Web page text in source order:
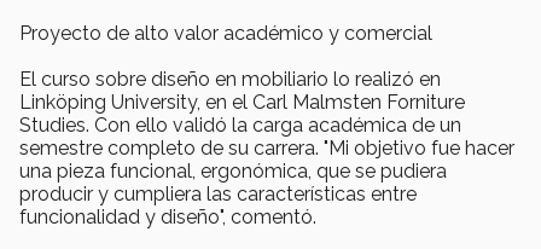
Proyecto de alto valor académico y comercial
El curso sobre diseño en mobiliario lo realizó en
Linköping University, en el Carl Malmsten Forniture
Studies. Con ello validó la carga académica de un
semestre completo de su carrera. "Mi objetivo fue hacer
una pieza funcional, ergonómica, que se pudiera
producir y cumpliera las características entre
funcionalidad y diseño", comentó.